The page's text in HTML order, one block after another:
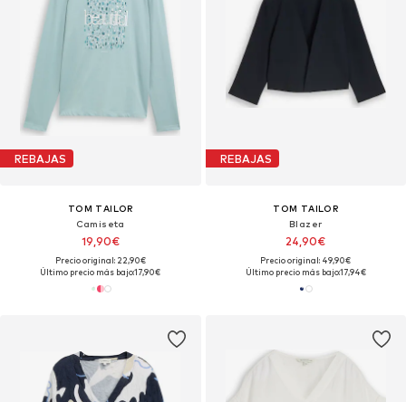
REBAJAS
TOM TAILOR
Camiseta
19,90€
Precio original: 22,90€
Último precio más bajo:17,90€
REBAJAS
TOM TAILOR
Blazer
24,90€
Precio original: 49,90€
Último precio más bajo:17,94€